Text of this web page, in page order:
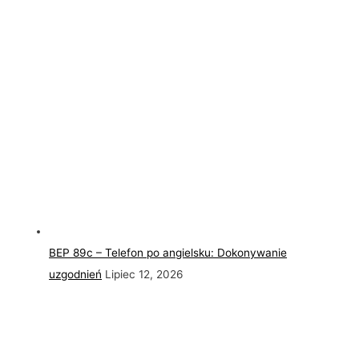
BEP 89c – Telefon po angielsku: Dokonywanie
uzgodnień Lipiec 12, 2026